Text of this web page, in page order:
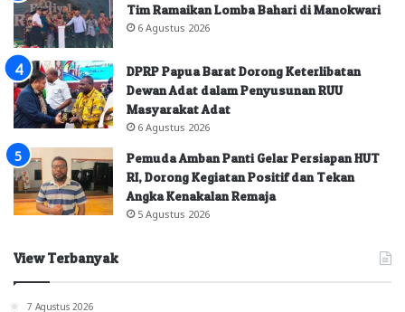
Tim Ramaikan Lomba Bahari di Manokwari
6 Agustus 2026
DPRP Papua Barat Dorong Keterlibatan
Dewan Adat dalam Penyusunan RUU
Masyarakat Adat
6 Agustus 2026
Pemuda Amban Panti Gelar Persiapan HUT
RI, Dorong Kegiatan Positif dan Tekan
Angka Kenakalan Remaja
5 Agustus 2026
View Terbanyak
7 Agustus 2026